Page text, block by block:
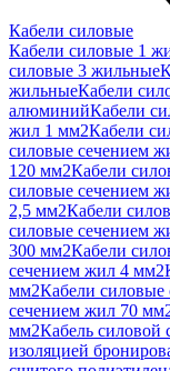
Кабели силовые
Кабели силовые 1
силовые 3 жильные
жильныеКабели
алюминийКабели
жил 1 мм2Кабели
силовые сечением
120 мм2Кабели
силовые сечением
2,5 мм2Кабели
силовые сечением
300 мм2Кабели
сечением жил 4 мм2
мм2Кабели
сечением жил 70
мм2Кабель
изоляцией